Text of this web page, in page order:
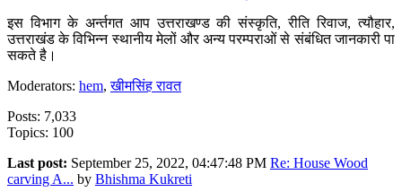
इस विभाग के अर्न्तगत आप उत्तराखण्ड की संस्कृति, रीति रिवाज, त्यौहार,
उत्तराखंड के विभिन्न स्थानीय मेलों और अन्य परम्पराओं से संबंधित जानकारी पा
सकते है।
Moderators: hem,खीमसिंह रावत
Posts: 7,033
Topics: 100
Last post: September 25, 2022, 04:47:48 PM Re: House Wood
carving A... by Bhishma Kukreti